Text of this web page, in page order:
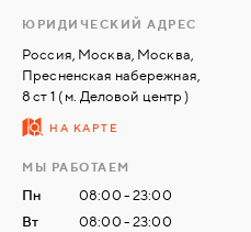
МОСКВА
ЮРИДИЧЕСКИЙ АДРЕС
Россия, Москва, Москва,
Пресненская набережная,
8 ст 1 ( м. Деловой центр )
НА КАРТЕ
МЫ РАБОТАЕМ
Пн
08:00 - 23:00
Вт
08:00 - 23:00